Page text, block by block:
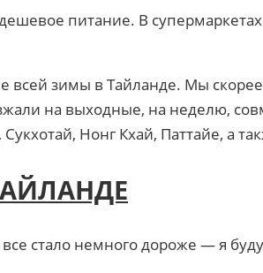
дешевое питание. В
зимы в Тайланде. Мы
на выходные, на неделю,
Нонг Кхай, Паттайе, а
стало немного дороже — я